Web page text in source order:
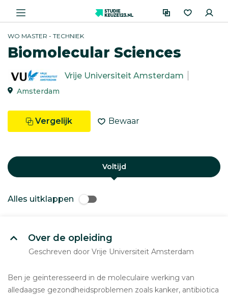
WO MASTER - TECHNIEK
Biomolecular Sciences
Vrije Universiteit Amsterdam
Amsterdam
Vergelijk Bewaar
Voltijd
Alles uitklappen
Over de opleiding
Geschreven door Vrije Universiteit Amsterdam
Ben je geïnteresseerd in de moleculaire werking van
alledaagse gezondheidsproblemen zoals kanker, antibiotica